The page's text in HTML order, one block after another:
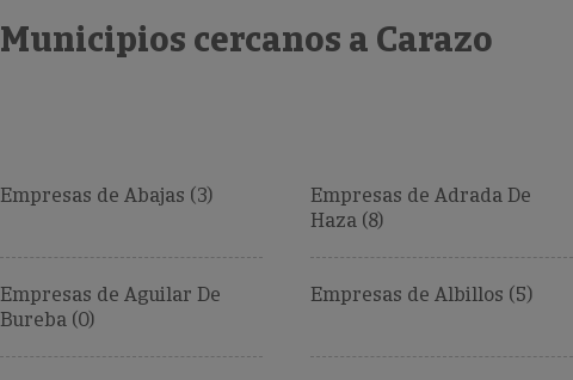
Municipios cercanos a Carazo
Empresas de Abajas (3)
Empresas de Adrada De
Haza (8)
Empresas de Aguilar De
Bureba (0)
Empresas de Albillos (5)